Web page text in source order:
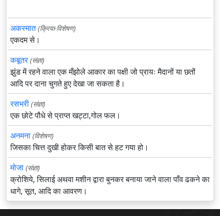
अकस्मात (क्रिया-विशेषण)
एकदम से।
कबूतर (संज्ञा)
झुंड में रहने वाला एक मँझोले आकार का पक्षी जो प्रायः मैदानों या छतों
आदि पर दाना चुगते हुए देखा जा सकता है।
रसभरी (संज्ञा)
एक छोटे पौधे से प्राप्त खट्टा,गोल फल।
अनमना (विशेषण)
जिसका चित्त दुखी होकर किसी बात से हट गया हो।
मोजा (संज्ञा)
क्रोशिये, सिलाई अथवा मशीन द्वारा बुनकर बनाया जाने वाला पाँव ढकने का
धागे, सूत, आदि का आवरण।